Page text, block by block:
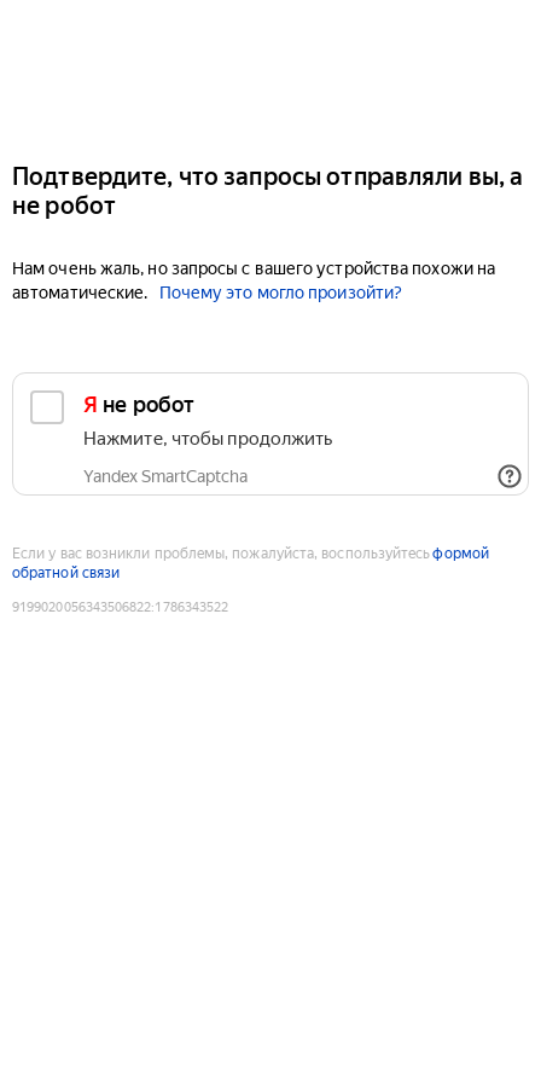
Подтвердите, что запросы отправляли вы, а
не робот
Нам очень жаль, но запросы с вашего устройства похожи на
автоматические.
Почему это могло произойти?
Я не робот
Нажмите, чтобы продолжить
Yandex SmartCaptcha
Если у вас возникли проблемы, пожалуйста, воспользуйтесьформой
обратной связи
9199020056343506822:1786343522